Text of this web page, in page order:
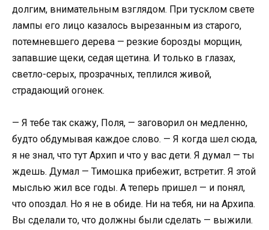
долгим, внимательным взглядом. При тусклом свете
лампы его лицо казалось вырезанным из старого,
потемневшего дерева — резкие борозды морщин,
запавшие щеки, седая щетина. И только в глазах,
светло-серых, прозрачных, теплился живой,
страдающий огонек.
— Я тебе так скажу, Поля, — заговорил он медленно,
будто обдумывая каждое слово. — Я когда шел сюда,
я не знал, что тут Архип и что у вас дети. Я думал — ты
ждешь. Думал — Тимошка прибежит, встретит. Я этой
мыслью жил все годы. А теперь пришел — и понял,
что опоздал. Но я не в обиде. Ни на тебя, ни на Архипа.
Вы сделали то, что должны были сделать — выжили.